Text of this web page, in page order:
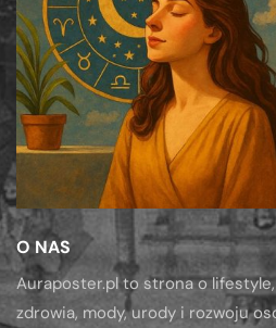
O NAS
Auraposter.pl to strona o
zdrowia, mody, urody i rozwoju